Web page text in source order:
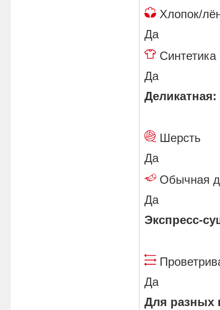
Да
Да
Деликатная:
Да
Обычная
Да
Экспресс-
Да
Для разных